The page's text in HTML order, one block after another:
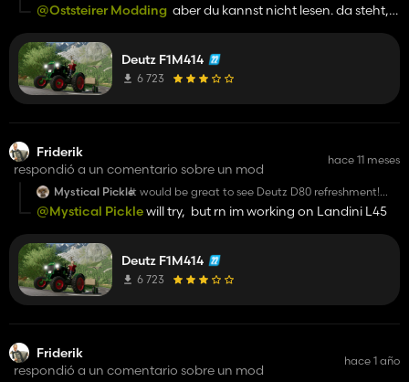
@Oststeirer Modding aber du kannst nicht lesen. da steht,
verbessern muss.
Deutz F1M414
6 723
Friderik
respondió a un comentario sobre un mod
hace 11 meses
Mystical PickleIt would be great to see Deutz D80 refreshment!
Nice work.
@Mystical Picklewill try, but rn im working on Landini L45
Deutz F1M414
6 723
Friderik
respondió a un comentario sobre un mod
hace 1 año